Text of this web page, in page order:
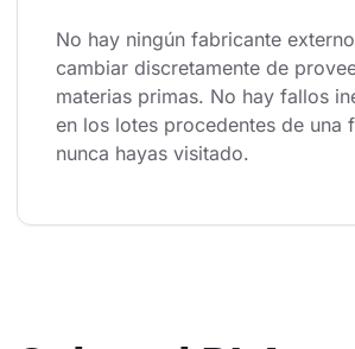
No hay ningún fabricante
cambiar discretamente de
materias primas. No hay fallos
en los lotes procedentes de una
nunca hayas visitado.